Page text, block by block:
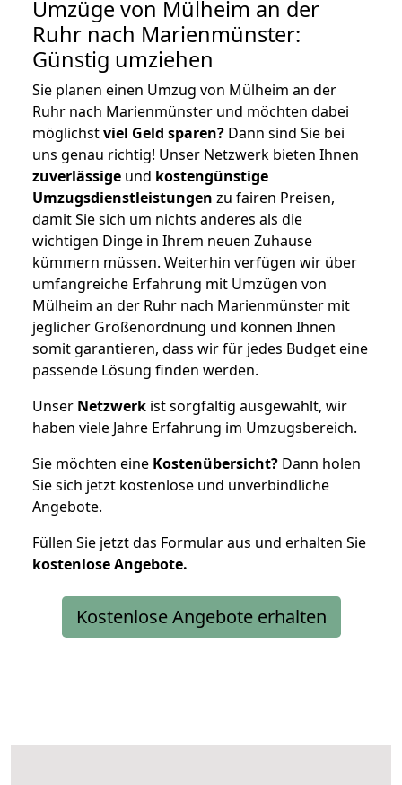
Umzüge von Mülheim an der
Ruhr nach Marienmünster:
Günstig umziehen
Sie planen einen Umzug von Mülheim an der
Ruhr nach Marienmünster und möchten dabei
möglichstviel Geld sparen? Dann sind Sie bei
uns genau richtig! Unser Netzwerk bieten Ihnen
zuverlässige und kostengünstige
Umzugsdienstleistungen zu fairen Preisen,
damit Sie sich um nichts anderes als die
wichtigen Dinge in Ihrem neuen Zuhause
kümmern müssen. Weiterhin verfügen wir über
umfangreiche Erfahrung mit Umzügen von
Mülheim an der Ruhr nach Marienmünster mit
jeglicher Größenordnung und können Ihnen
somit garantieren, dass wir für jedes Budget eine
passende Lösung finden werden.
Unser Netzwerk ist sorgfältig ausgewählt, wir
haben viele Jahre Erfahrung im Umzugsbereich.
Sie möchten eine Kostenübersicht? Dann holen
Sie sich jetzt kostenlose und unverbindliche
Angebote.
Füllen Sie jetzt das Formular aus und erhalten Sie
kostenloseAngebote.
Kostenlose Angebote erhalten